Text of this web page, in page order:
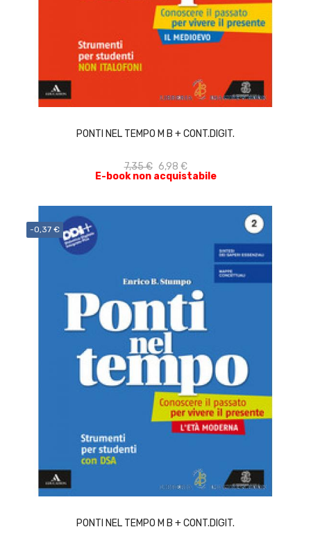
PONTI NEL TEMPO M B + CONT.DIGIT.
7,35 € 6,98 €
E-book non acquistabile
ACQUISTA
-0,37 €
PONTI NEL TEMPO M B + CONT.DIGIT.
ACQUISTA